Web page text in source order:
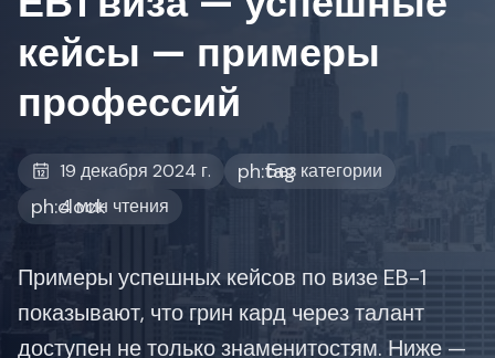
кейсы — примеры
профессий
19 декабря 2024 г. ph:tagБез категории
ph:clock
4 мин чтения
Примеры успешных кейсов по визе EB-1
показывают, что грин кард через талант
доступен не только знаменитостям. Ниже —